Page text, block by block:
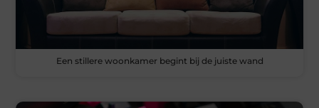
Een stillere woonkamer begint bij de juiste wand